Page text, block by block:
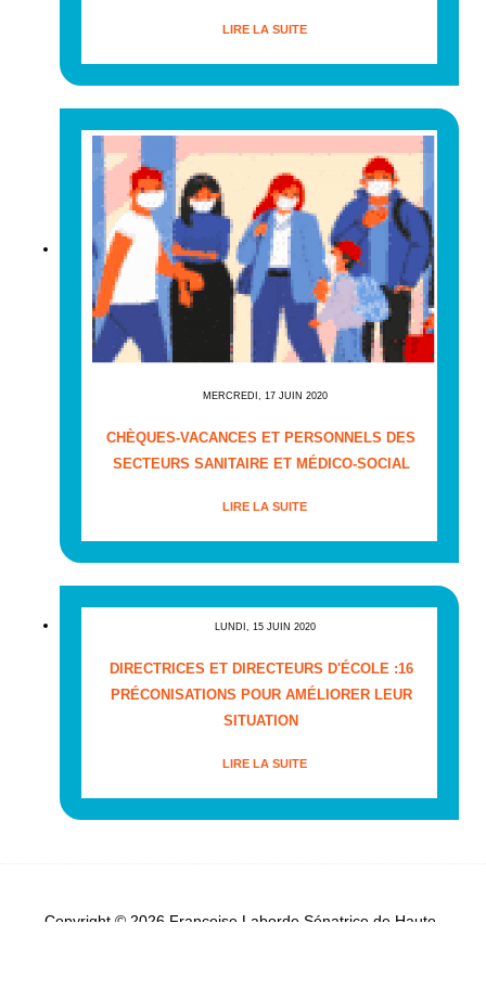
LIRE LA SUITE
MERCREDI, 17 JUIN 2020
CHÈQUES-VACANCES ET PERSONNELS DES
SECTEURS SANITAIRE ET MÉDICO-SOCIAL
LIRE LA SUITE
LUNDI, 15 JUIN 2020
DIRECTRICES ET DIRECTEURS D'ÉCOLE :16
PRÉCONISATIONS POUR AMÉLIORER LEUR
SITUATION
LIRE LA SUITE
Copyright © 2026 Françoise Laborde Sénatrice de Haute-